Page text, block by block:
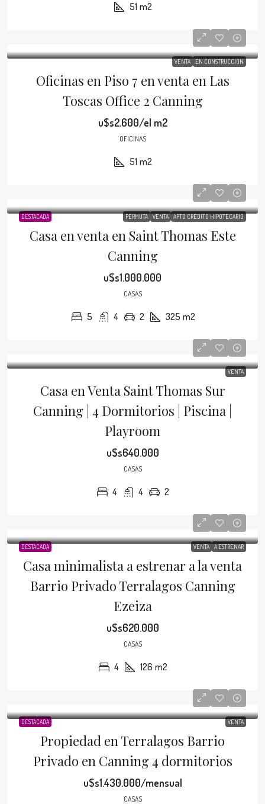
51 m2
VENTA EN CONSTRUCCIÓN
Oficinas en Piso 7 en venta en Las
Toscas Office 2 Canning
u$s2.600/el m2
OFICINAS
51 m2
DESTACADA PERMUTA VENTA APTO CRÉDITO HIPOTECARIO
Casa en venta en Saint Thomas Este
Canning
u$s1.000.000
CASAS
5 4 2 325 m2
VENTA
Casa en Venta Saint Thomas Sur
Canning | 4 Dormitorios | Piscina |
Playroom
u$s640.000
CASAS
4 4 2
DESTACADA VENTA A ESTRENAR
Casa minimalista a estrenar a la venta
Barrio Privado Terralagos Canning
Ezeiza
u$s620.000
CASAS
4 126 m2
DESTACADA VENTA
Propiedad en Terralagos Barrio
Privado en Canning 4 dormitorios
u$s1.430.000/mensual
CASAS